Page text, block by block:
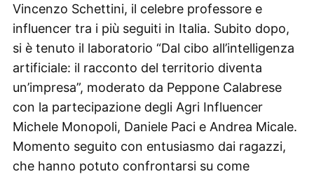
Vincenzo Schettini, il celebre professore e
influencer tra i più seguiti in Italia. Subito dopo,
si è tenuto il laboratorio “Dal cibo all’intelligenza
artificiale: il racconto del territorio diventa
un’impresa”, moderato da Peppone Calabrese
con la partecipazione degli Agri Influencer
Michele Monopoli, Daniele Paci e Andrea Micale.
Momento seguito con entusiasmo dai ragazzi,
che hanno potuto confrontarsi su come